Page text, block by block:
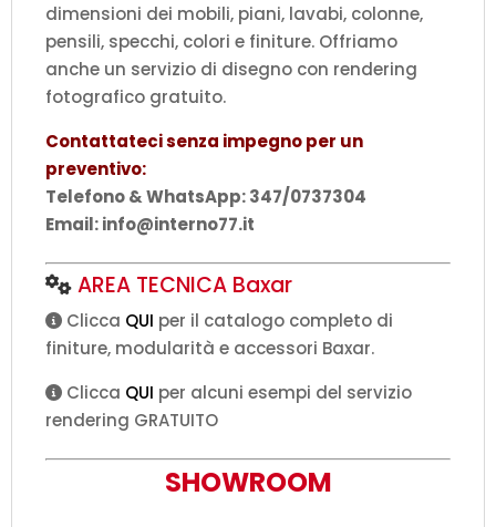
dimensioni dei mobili, piani, lavabi, colonne,
pensili, specchi, colori e finiture. Offriamo
anche un servizio di disegno con rendering
fotografico gratuito.
Contattateci senza impegno per un
preventivo:
Telefono & WhatsApp: 347/0737304
Email: info@interno77.it
AREA TECNICA Baxar
Clicca QUI per il catalogo completo di
finiture, modularità e accessori Baxar.
Clicca QUI per alcuni esempi del servizio
rendering GRATUITO
SHOWROOM